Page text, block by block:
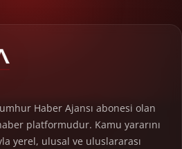
Haber Ajansı abonesi olan
platformudur. Kamu yararını
yerel, ulusal ve uluslararası